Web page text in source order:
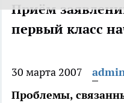
Приём
первый класс
30 марта 2007
Проблемы,